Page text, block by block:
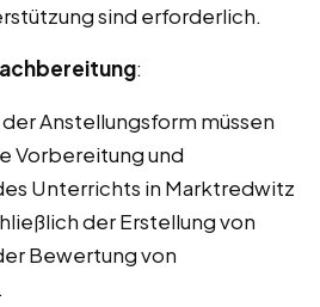
sind erforderlich.
:
Anstellungsform müssen
Vorbereitung und
Unterrichts in Marktredwitz
der Erstellung von
Bewertung von